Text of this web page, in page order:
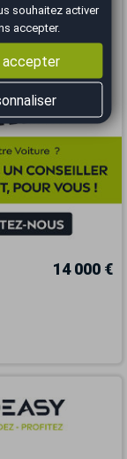
14 000 €
souhaitez activer
accepter.
accepter